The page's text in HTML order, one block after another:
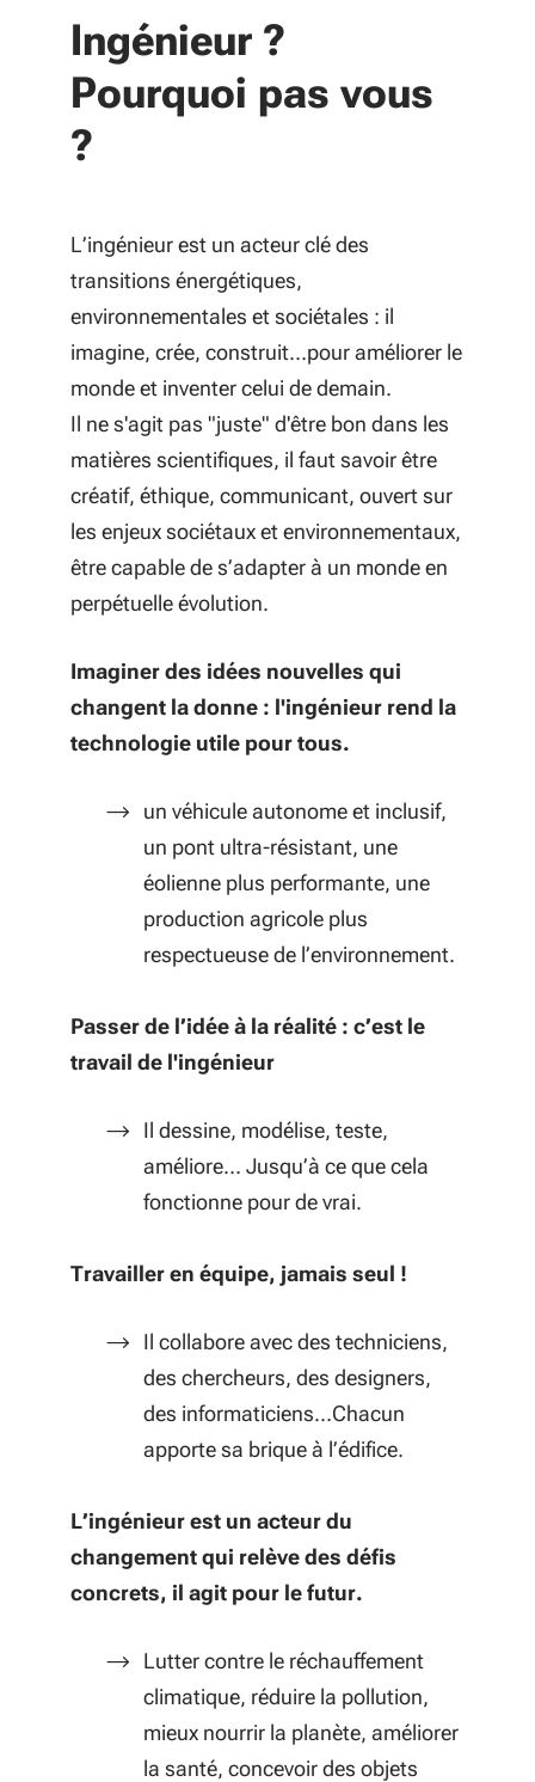
Ingénieur ?
Pourquoi pas vous
?
L’ingénieur est un acteur clé des
transitions énergétiques,
environnementales et sociétales : il
imagine, crée, construit…pour améliorer le
monde et inventer celui de demain.
Il ne s'agit pas "juste" d'être bon dans les
matières scientifiques, il faut savoir être
créatif, éthique, communicant, ouvert sur
les enjeux sociétaux et environnementaux,
être capable de s’adapter à un monde en
perpétuelle évolution.
Imaginer des idées nouvelles qui
changent la donne : l'ingénieur rend la
technologie utile pour tous.
un véhicule autonome et inclusif,
un pont ultra-résistant, une
éolienne plus performante, une
production agricole plus
respectueuse de l’environnement.
Passer de l’idée à la réalité : c’est le
travail de l'ingénieur
Il dessine, modélise, teste,
améliore… Jusqu’à ce que cela
fonctionne pour de vrai.
Travailler en équipe, jamais seul !
Il collabore avec des techniciens,
des chercheurs, des designers,
des informaticiens…Chacun
apporte sa brique à l’édifice.
L’ingénieur est un acteur du
changement qui relève des défis
concrets, il agit pour le futur.
Lutter contre le réchauffement
climatique, réduire la pollution,
mieux nourrir la planète, améliorer
la santé, concevoir des objets